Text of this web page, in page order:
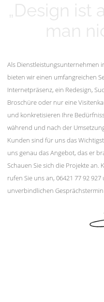
Als Dienstleistungsunternehmen
bieten wir einen umfangreichen
Internetpräsenz, ein Redesign,
Broschüre oder nur eine
und konkretisieren Ihre
während und nach der
Kunden sind für uns das
uns genau das Angebot, das er
Schauen Sie sich die Projekte an.
rufen Sie uns an, 06421 77 92
unverbindlichen